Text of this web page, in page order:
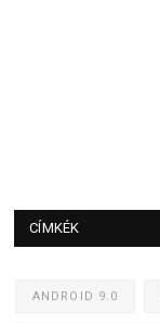
CÍMKÉK
ANDROID 9.0